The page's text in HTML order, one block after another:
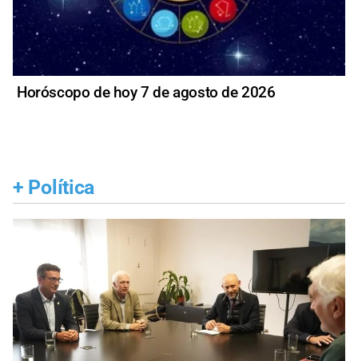
Horóscopo de hoy 7 de agosto de 2026
+ Política